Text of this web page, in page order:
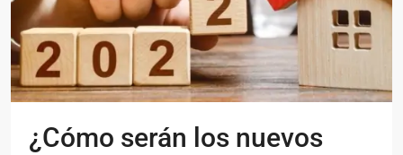
¿Cómo serán los nuevos